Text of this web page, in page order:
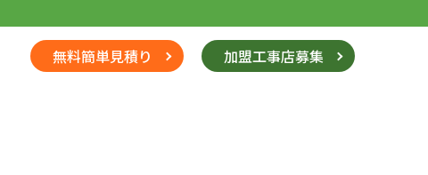
無料簡単見積り 加盟工事店募集